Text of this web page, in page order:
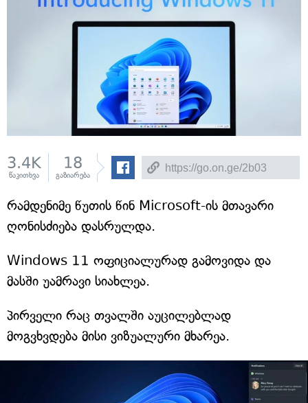
3.4K
წაკითხვა
18
გაზიარება
რამდენიმე წუთის წინ Microsoft-ის მთავარი
ღონისძიება დასრულდა.
Windows 11 ოფიციალურად გამოვიდა და
მასში უამრავი სიახლეა.
პირველი რაც თვალში აუცილებლად
მოგვხვდება მისი ვიზუალური მხარეა.